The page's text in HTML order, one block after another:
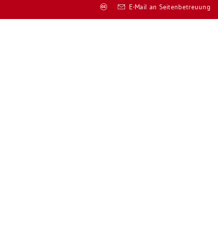
E-Mail an Sei­ten­be­treu­ung
Co­